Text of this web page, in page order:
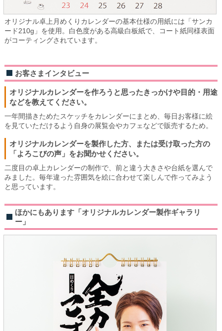
オリジナル卓上月めくりカレンダーの基本仕様の用紙には「サンカ
ード210g」を使用。白色度がある高級白板紙で、コート紙同様表面
がコーティングされています。
お客さまインタビュー
オリジナルカレンダーを作ろうと思ったきっかけや目的・用途
などを教えてください。
一年間描きためたスケッチをカレンダーにまとめ、毎日お客様に絵
を見ていただけるよう自身の展覧会やカフェなどで販売するため。
オリジナルカレンダーを製作した方、または受け取った方の
「よろこびの声」をお聞かせください。
二度目の卓上カレンダーの制作で、前と違う大きさや台紙を選んで
みました。毎年違った雰囲気を絵に合わせて楽しんで作ってみよう
と思っています。
ほかにもあります「オリジナルカレンダー製作ギャラリ
ー」